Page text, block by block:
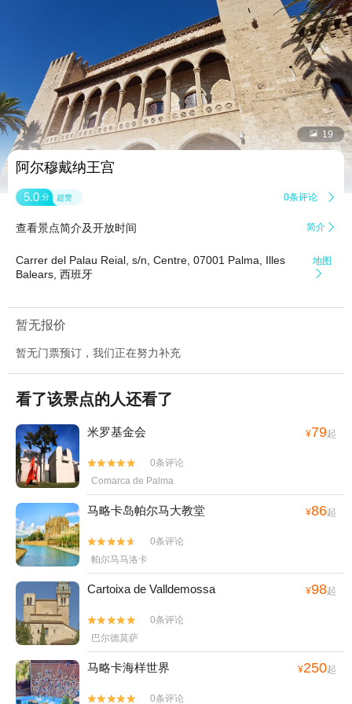
 19
阿尔穆戴纳王宫
5.0 分 超赞 0条评论 
查看景点简介及开放时间 简介 
Carrer del Palau Reial, s/n, Centre, 07001 Palma, Illes
Balears, 西班牙
地图

暂无报价
暂无门票预订，我们正在努力补充
看了该景点的人还看了
米罗基金会 ¥79起


0条评论
Comarca de Palma
马略卡岛帕尔马大教堂 ¥86起


0条评论
帕尔马马洛卡
Cartoixa de Valldemossa ¥98起


0条评论
巴尔德莫萨
马略卡海样世界 ¥250起

 0条评论